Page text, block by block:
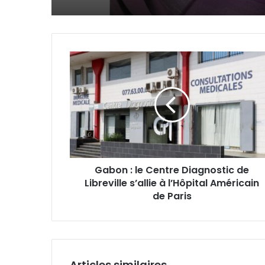
Gabon
:
Centre
Diagnostic
Libreville
s’allie
à
l’Hôpital
Américain
Gabon : le Centre Diagnostic de
Libreville s’allie à l’Hôpital Américain
de Paris